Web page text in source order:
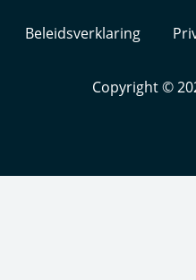
Beleidsverklaring
Copyright ©